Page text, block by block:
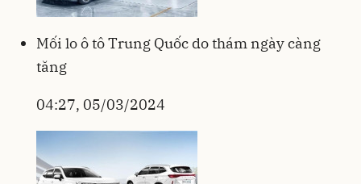
Mối lo ô tô Trung Quốc do thám ngày càng
tăng
04:27, 05/03/2024